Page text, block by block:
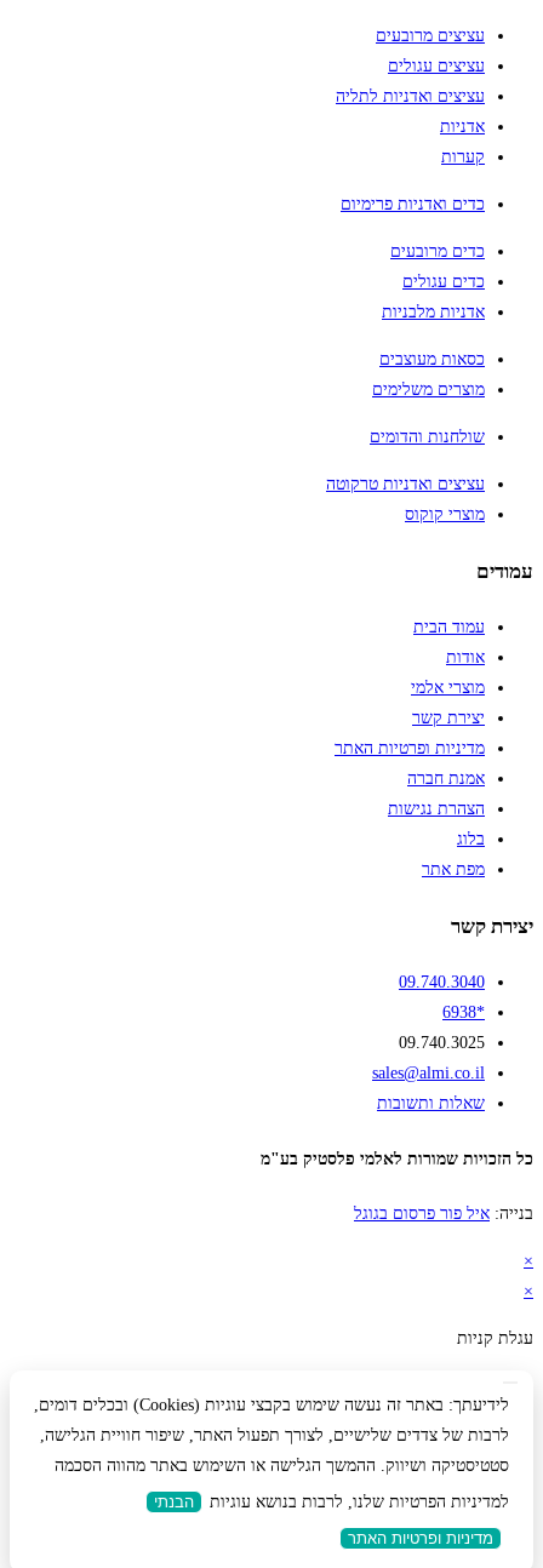
עציצים מרובעים
עציצים עגולים
עציצים ואדניות לתליה
אדניות
קערות
כדים ואדניות פרימיום
כדים מרובעים
כדים עגולים
אדניות מלבניות
כסאות מעוצבים
מוצרים משלימים
שולחנות והדומים
עציצים ואדניות טרקוטה
מוצרי קוקוס
עמודים
עמוד הבית
אודות
מוצרי אלמי
יצירת קשר
מדיניות ופרטיות האתר
אמנת חברה
הצהרת נגישות
בלוג
מפת אתר
יצירת קשר
09.740.3040
*6938
09.740.3025
sales@almi.co.il
שאלות ותשובות
כל הזכויות שמורות לאלמי פלסטיק בע"מ
בנייה: איל פור פרסום בגוגל
×
×
עגלת קניות
לידיעתך: באתר זה נעשה שימוש בקבצי עוגיות (Cookies) ובכלים דומים,
לרבות של צדדים שלישיים, לצורך תפעול האתר, שיפור חוויית הגלישה,
סטטיסטיקה ושיווק. ההמשך הגלישה או השימוש באתר מהווה הסכמה
למדיניות הפרטיות שלנו, לרבות בנושא עוגיות
הבנתי
מדיניות ופרטיות האתר